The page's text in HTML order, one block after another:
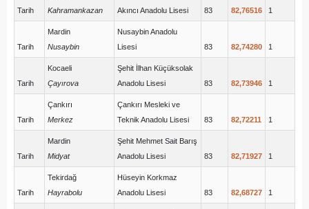
Tarih
Kahramankazan
Akıncı Anadolu Lisesi 83 82,76516 1
Tarih
Mardin
Nusaybin
Nusaybin Anadolu
Lisesi
83 82,74280 1
Tarih
Kocaeli
Çayırova
Şehit İlhan Küçüksolak
Anadolu Lisesi
83 82,73946 1
Tarih
Çankırı
Merkez
Çankırı Mesleki ve
Teknik Anadolu Lisesi
83 82,72211 1
Tarih
Mardin
Midyat
Şehit Mehmet Sait Barış
Anadolu Lisesi
83 82,71927 1
Tarih
Tekirdağ
Hayrabolu
Hüseyin Korkmaz
Anadolu Lisesi
83 82,68727 1